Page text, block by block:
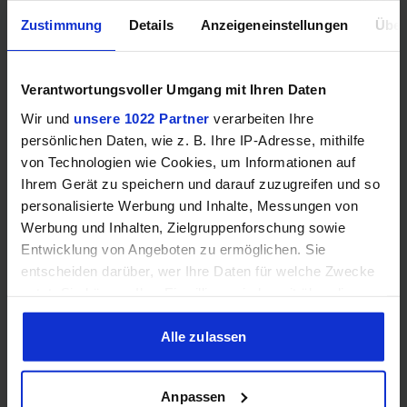
Zustimmung Details Anzeigeneinstellungen
Verantwortungsvoller Umgang mit Ihren Daten
Wir und unsere 1022 Partner verarbeiten Ihre
persönlichen Daten, wie z. B. Ihre IP-Adresse, mithilfe
von Technologien wie Cookies, um Informationen auf
Ihrem Gerät zu speichern und darauf zuzugreifen und so
personalisierte Werbung und Inhalte, Messungen von
Werbung und Inhalten, Zielgruppenforschung sowie
Entwicklung von Angeboten zu ermöglichen. Sie
entscheiden darüber, wer Ihre Daten für welche Zwecke
Cookie-Erklärung oder durch Klicken auf das Privacy
Trigger Symbol ändern oder widerrufen
Alle zulassen
Anpassen
Mainboard-Kompatibilität
Sockel –
Chipsatz-Eignung –
Chipsatz-Interface –